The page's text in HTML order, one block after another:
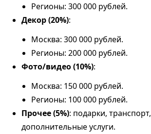
Регионы: 300 000 рублей.
Декор (20%):
Москва: 300 000 рублей.
Регионы: 200 000 рублей.
Фото/видео (10%):
Москва: 150 000 рублей.
Регионы: 100 000 рублей.
Прочее (5%): подарки, транспорт,
дополнительные услуги.